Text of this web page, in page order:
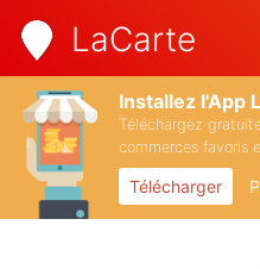
LaCarte
Installez l'App
Téléchargez
commerces favoris
Télécharger